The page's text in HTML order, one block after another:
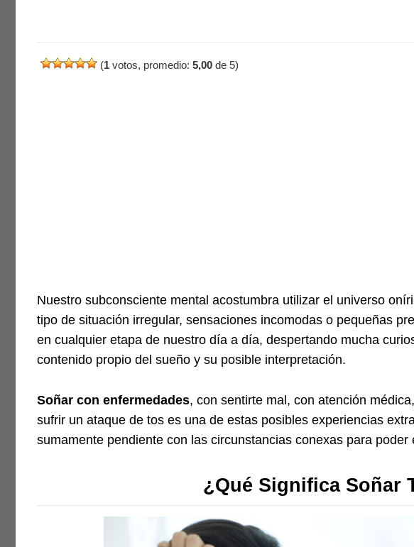
(1 votos, promedio: 5,00 de 5)
Nuestro subconsciente mental acostumbra utilizar el universo
tipo de situación irregular, sensaciones incomodas o pequeñas
en cualquier etapa de nuestro día a día, despertando mucha
contenido propio del sueño y su posible interpretación.
Soñar con enfermedades, con sentirte mal, con atención
sufrir un ataque de tos es una de estas posibles experiencias
sumamente pendiente con las circunstancias conexas para
¿Qué Significa Soñar